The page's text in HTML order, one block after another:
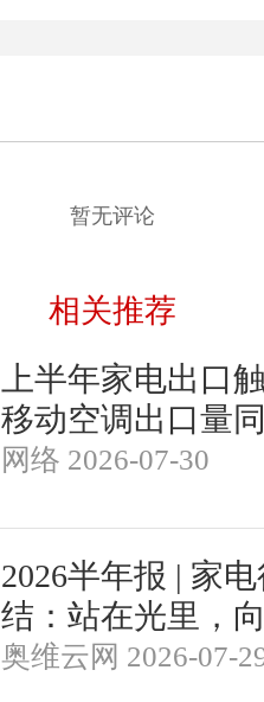
暂无评论
相关推荐
上半年家电出口
移动空调出口量
网络 2026-07-30
2026半年报 | 家
结：站在光里，
奥维云网 2026-07-